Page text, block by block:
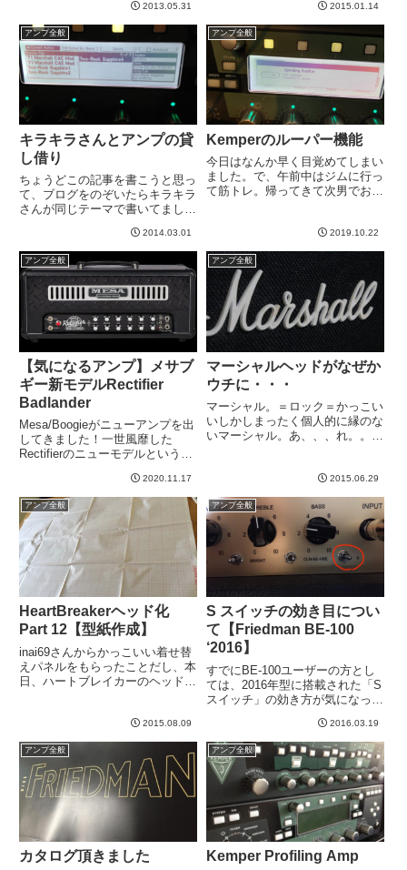
はあれですよ。ギター弾いた後飲
みたいだけです。そう考えていく
と、ぶっちゃけ、小さくて軽い必
要すらない。重かろうがなんだ
ろ...
2013.05.31 2015.01.14
アンプ全般
キラキラさんとアンプの貸
し借り
ちょうどこの記事を書こうと思っ
て、ブログをのぞいたらキラキラ
さんが同じテーマで書いてました
キラさんがKemper導入されたの
をきっかけに、私が自分で見よう
見まねでとったMark Vのプロフ
ァイルを送っておりまし...
2014.03.01
アンプ全般
Kemperのルーパー機能
今日はなんか早く目覚めてしまい
ました。で、午前中はジムに行っ
て筋トレ。帰ってきて次男でお昼
出かけてます。14時から次男の
友達が家に遊びにくるが、完全放
置で私は部屋に篭り、ギターで
2019.10.22
アンプ全般
【気になるアンプ】メサブ
ギー新モデルRectifier
Badlander
Mesa/Boogieがニューアンプを出
してきました！一世風靡した
Rectifierのニューモデルというこ
Badlanderって名前もカコイイ。
自宅からライブまでどこでも使え
る可用性高いスペックおお。。。
これはちょっ...
2020.11.17
アンプ全般
マーシャルヘッドがなぜか
ウチに・・・
マーシャル。＝ロック＝かっこい
いしかしまったく個人的に縁のな
いマーシャル。あ、、、れ。。。
ジュビリー」じゃないですか！！
ジュビリーといえば、スラッシュ
とか、、、ジョン・フルシ...
2015.06.29
アンプ全般
HeartBreakerヘッド化
Part 12【型紙作成】
inai69さんからかっこいい着せ替
えパネルをもらったことだし、本
日、ハートブレイカーのヘッドキ
す^_^新しいタブで開く)まず
は、、、アマゾンで買った模造紙
というか、紙を広げます。...
2015.08.09
アンプ全般
S スイッチの効き目につい
て【Friedman BE-100
‘2016】
すでにBE-100ユーザーの方とし
ては、2016年型に搭載された「S
スイッチ」の効き方が気になって
クイック動画を撮ってみました。
アンプのEQセッティングはおお
よそ全部５です。こういうのは動
画とかで音聞くよりも、...
2016.03.19
アンプ全般
カタログ頂きました
アンプ全般
Kemper Profiling Amp